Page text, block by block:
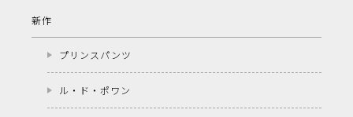
新作
プリンスパンツ
ル・ド・ポワン